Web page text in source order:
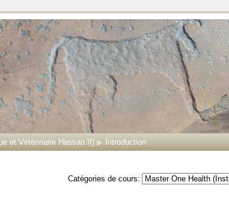
et Vétérinaire Hassan II) ▶ Introduction
Catégories de cours: